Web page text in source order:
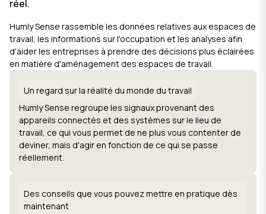
réel.
Humly Sense rassemble les données relatives aux espaces de
travail, les informations sur l'occupation et les analyses afin
d'aider les entreprises à prendre des décisions plus éclairées
en matière d'aménagement des espaces de travail.
Un regard sur la réalité du monde du travail
Humly Sense regroupe les signaux provenant des
appareils connectés et des systèmes sur le lieu de
travail, ce qui vous permet de ne plus vous contenter de
deviner, mais d'agir en fonction de ce qui se passe
réellement.
Des conseils que vous pouvez mettre en pratique dès
maintenant